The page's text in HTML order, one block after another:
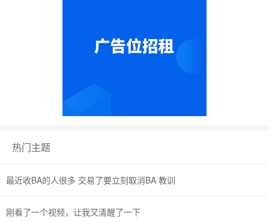
热门主题
最近收BA的人很多 交易了要立刻取消BA 教训
刚看了一个视频，让我又清醒了一下